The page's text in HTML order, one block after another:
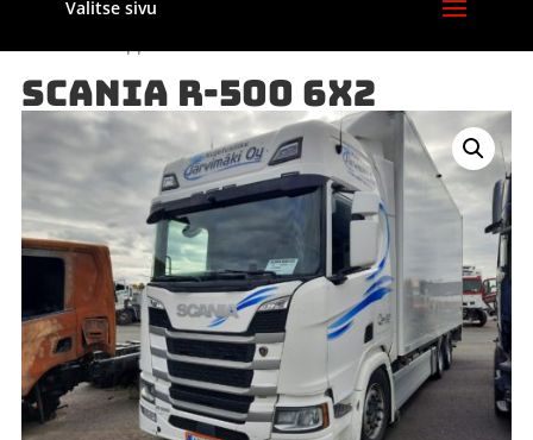
Valitse sivu
SCANIA R-500 6X2